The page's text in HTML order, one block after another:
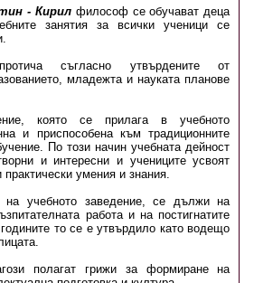
- Кирилфилософ се обучават деца
занятия за всички ученици се
съгласно утвърдените от
младежта и науката планове
която се прилага в учебното
и приспособена към традиционните
По този начин учебната дейност
и интересни и учениците усвоят
практически умения и знания.
на учебното заведение, се дължи на
работа и на постигнатите
то се е утвърдило като водещо
полагат грижи за формиране на